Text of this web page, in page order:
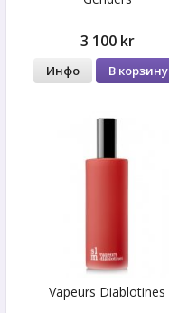
3 100 kr
Инфо В корзину
Vapeurs Diablotines